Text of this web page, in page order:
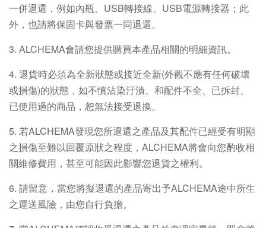
一併退還，例如內瓶、USB轉接線、USB電源轉接器；此
外，也請將保固卡與發票一同退還。
3. ALCHEMA會請您提供購買本產品相關的明細資訊。
4. 退貨時必須為全新狀態或接近全新(外觀不應有任何破壞
或損傷)的狀態，如不慎沾染汙漬、和配件不全、已拆封、
已使用過的商品，恕無法接受退換。
5. 若ALCHEMA發現您所退還之產品及其配件已經受有明顯
之損傷至難以回覆原狀之程度，ALCHEMA將會向您酌收相
關維修費用，甚至可能因此影響您退貨之權利。
6. 請留意，當您將擬退還的產品寄出予ALCHEMA途中所生
之運送風險，由您自行負擔。